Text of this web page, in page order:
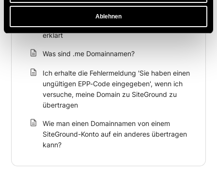
Ablehnen
Codes gescheitert ist?
Statuscodes für die Domainregistrierung
erklärt
Was sind .me Domainnamen?
Ich erhalte die Fehlermeldung 'Sie haben einen
ungültigen EPP-Code eingegeben', wenn ich
versuche, meine Domain zu SiteGround zu
übertragen
Wie man einen Domainnamen von einem
SiteGround-Konto auf ein anderes übertragen
kann?